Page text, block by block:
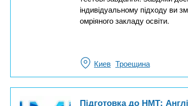
індивідуальному підходу ви
омріяного закладу освіти.
Киев Троещина
Підготовка до НМТ: